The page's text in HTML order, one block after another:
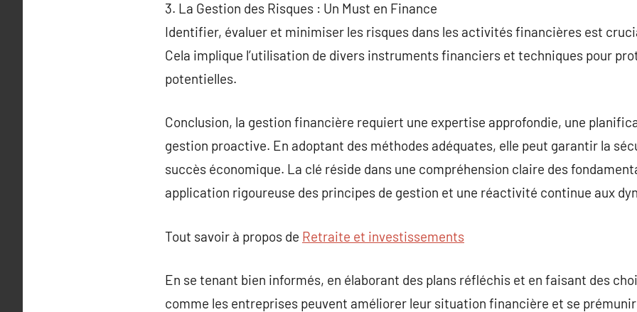
3. La Gestion des Risques : Un Must en Finance
Identifier, évaluer et minimiser les risques dans les activités financières est
Cela implique l’utilisation de divers instruments financiers et techniques pour
potentielles.
Conclusion, la gestion financière requiert une expertise approfondie, une
gestion proactive. En adoptant des méthodes adéquates, elle peut garantir la
succès économique. La clé réside dans une compréhension claire des
application rigoureuse des principes de gestion et une réactivité continue aux
Tout savoir à propos de Retraite et investissements
En se tenant bien informés, en élaborant des plans réfléchis et en faisant des
comme les entreprises peuvent améliorer leur situation financière et se